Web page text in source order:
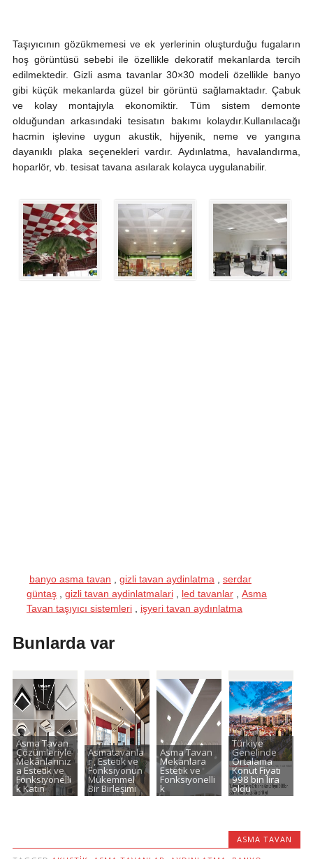
Taşıyıcının gözükmemesi ve ek yerlerinin oluşturduğu fugaların
hoş görüntüsü sebebi ile özellikle dekoratif mekanlarda tercih
edilmektedir. Gizli asma tavanlar 30×30 modeli özellikle banyo
gibi küçük mekanlarda güzel bir görüntü sağlamaktadır. Çabuk
ve kolay montajıyla ekonomiktir. Tüm sistem demonte
olduğundan arkasındaki tesisatın bakımı kolaydır.Kullanılacağı
hacmin işlevine uygun akustik, hijyenik, neme ve yangına
dayanıklı plaka seçenekleri vardır. Aydınlatma, havalandırma,
hoparlör, vb. tesisat tavana asılarak kolayca uygulanabilir.
banyo asma tavan , gizli tavan aydinlatma, serdar
güntaş, gizli tavan aydinlatmalari, led tavanlar, Asma
Tavan taşıyıcı sistemleri, işyeri tavan aydınlatma
Bunlarda var
Asma Tavan
Çözümleriyle
Mekânlarınız
a Estetik ve
Fonksiyonelli
k Katın
Asmatavanla
r , Estetik ve
Fonksiyonun
Mükemmel
Bir Birleşimi
Asma Tavan
Mekanlara
Estetik ve
Fonksiyonelli
k
Türkiye
Genelinde
Ortalama
Konut Fiyatı
998 bin lira
oldu
ASMA TAVAN